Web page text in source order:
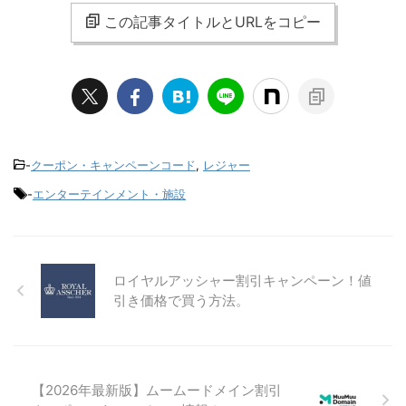
この記事タイトルとURLをコピー
-クーポン・キャンペーンコード, レジャー
-エンターテインメント・施設
ロイヤルアッシャー割引キャンペーン！値
引き価格で買う方法。
【2026年最新版】ムームードメイン割引